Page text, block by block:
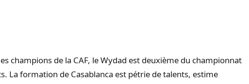
champions de la CAF, le Wydad est deuxième du championnat
La formation de Casablanca est pétrie de talents, estime